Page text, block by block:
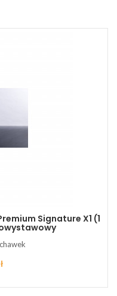
Signature X1 (1